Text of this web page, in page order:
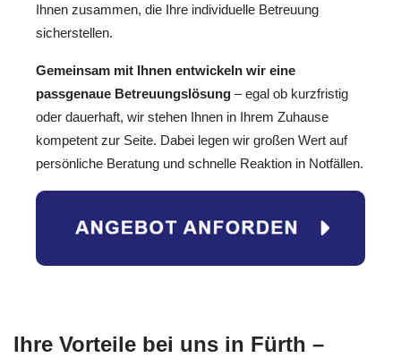
Ihnen zusammen, die Ihre individuelle Betreuung
sicherstellen.
Gemeinsam mit Ihnen entwickeln wir eine
passgenaue Betreuungslösung – egal ob kurzfristig
oder dauerhaft, wir stehen Ihnen in Ihrem Zuhause
kompetent zur Seite. Dabei legen wir großen Wert auf
persönliche Beratung und schnelle Reaktion in Notfällen.
Ihre Vorteile bei uns in Fürth –